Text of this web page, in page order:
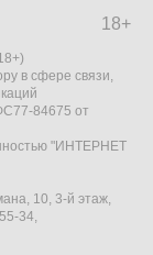
18+
в сфере связи,
84675 от
"ИНТЕРНЕТ
10, 3-й этаж,
34,